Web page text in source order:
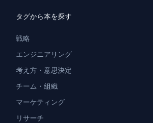
タグから本を探す
戦略
エンジニアリング
考え方・意思決定
チーム・組織
マーケティング
リサーチ